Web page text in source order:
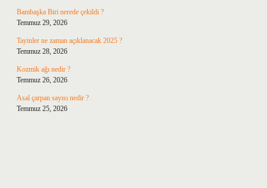
Bambaşka Biri nerede çekildi ?
Temmuz 29, 2026
Tayinler ne zaman açıklanacak 2025 ?
Temmuz 28, 2026
Kozmik ağı nedir ?
Temmuz 26, 2026
Asal çarpan sayısı nedir ?
Temmuz 25, 2026